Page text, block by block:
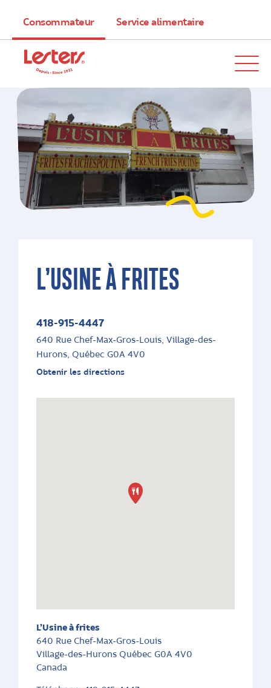
Consommateur Service alimentaire
L’USINE À FRITES
418-915-4447
640 Rue Chef-Max-Gros-Louis, Village-des-
Hurons, Québec G0A 4V0
Obtenir les directions
L’Usine à frites
640 Rue Chef-Max-Gros-Louis
Village-des-Hurons Québec G0A 4V0
Canada